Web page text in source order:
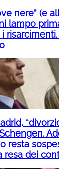
nere” (e
lampo
resta
resa dei